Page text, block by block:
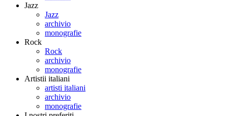
Jazz
Jazz
archivio
monografie
Rock
Rock
archivio
monografie
Artistii italiani
artisti italiani
archivio
monografie